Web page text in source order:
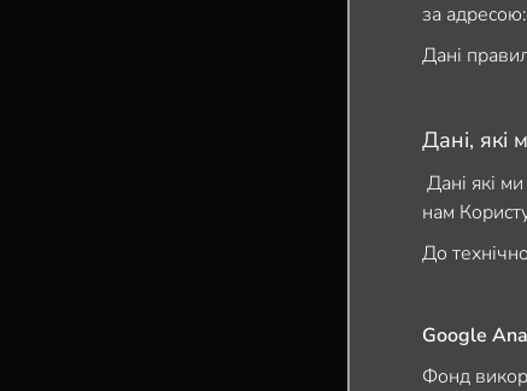
за адресою:
Дані
Дані, які
Дані які
нам
До
Google
Фонд